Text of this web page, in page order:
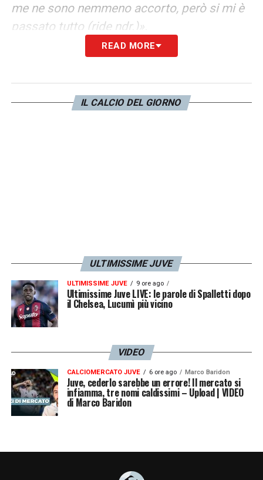
me ne sono nemmeno accorto, però si mi è
passato tutto (ride ndr.)».
READ MORE
IL CALCIO DEL GIORNO
ULTIMISSIME JUVE
ULTIMISSIME JUVE 9 ore ago
Ultimissime Juve LIVE: le parole di Spalletti dopo
il Chelsea, Lucumì più vicino
VIDEO
CALCIOMERCATO JUVE 6 ore ago Marco Baridon
Juve, cederlo sarebbe un errore! Il mercato si
infiamma, tre nomi caldissimi – Upload | VIDEO
di Marco Baridon